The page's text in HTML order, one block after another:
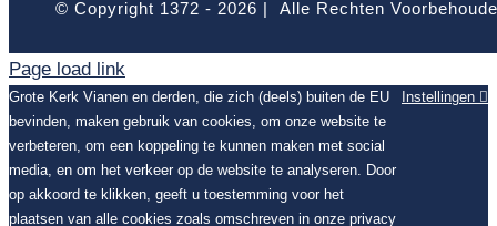
© Copyright 1372 - 2026 | Alle Rechten
Page load link
Grote Kerk Vianen en derden, die zich (deels) buiten de EU
bevinden, maken gebruik van cookies, om onze website te
verbeteren, om een koppeling te kunnen maken met social
media, en om het verkeer op de website te analyseren. Door
op akkoord te klikken, geeft u toestemming voor het
plaatsen van alle cookies zoals omschreven in onze privacy
Instellingen